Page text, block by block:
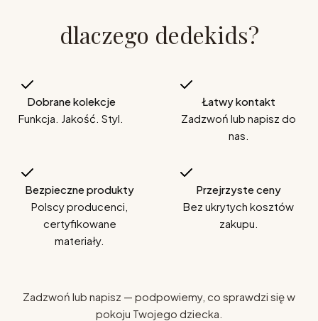
dlaczego dedekids?
Dobrane kolekcje
Funkcja. Jakość. Styl.
Łatwy kontakt
Zadzwoń lub napisz do
nas.
Bezpieczne produkty
Polscy producenci,
certyfikowane
materiały.
Przejrzyste ceny
Bez ukrytych kosztów
zakupu.
Zadzwoń lub napisz — podpowiemy, co sprawdzi się w
pokoju Twojego dziecka.